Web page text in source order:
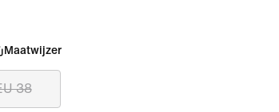
Maatwijzer
38